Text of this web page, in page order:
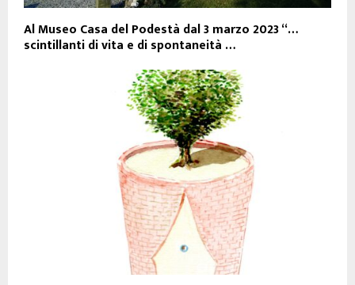
Al Museo Casa del Podestà dal 3 marzo 2023 “…
scintillanti di vita e di spontaneità …